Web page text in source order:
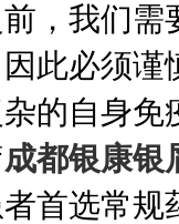
，我们
此必须谨
的自身
成都银康银
首选常